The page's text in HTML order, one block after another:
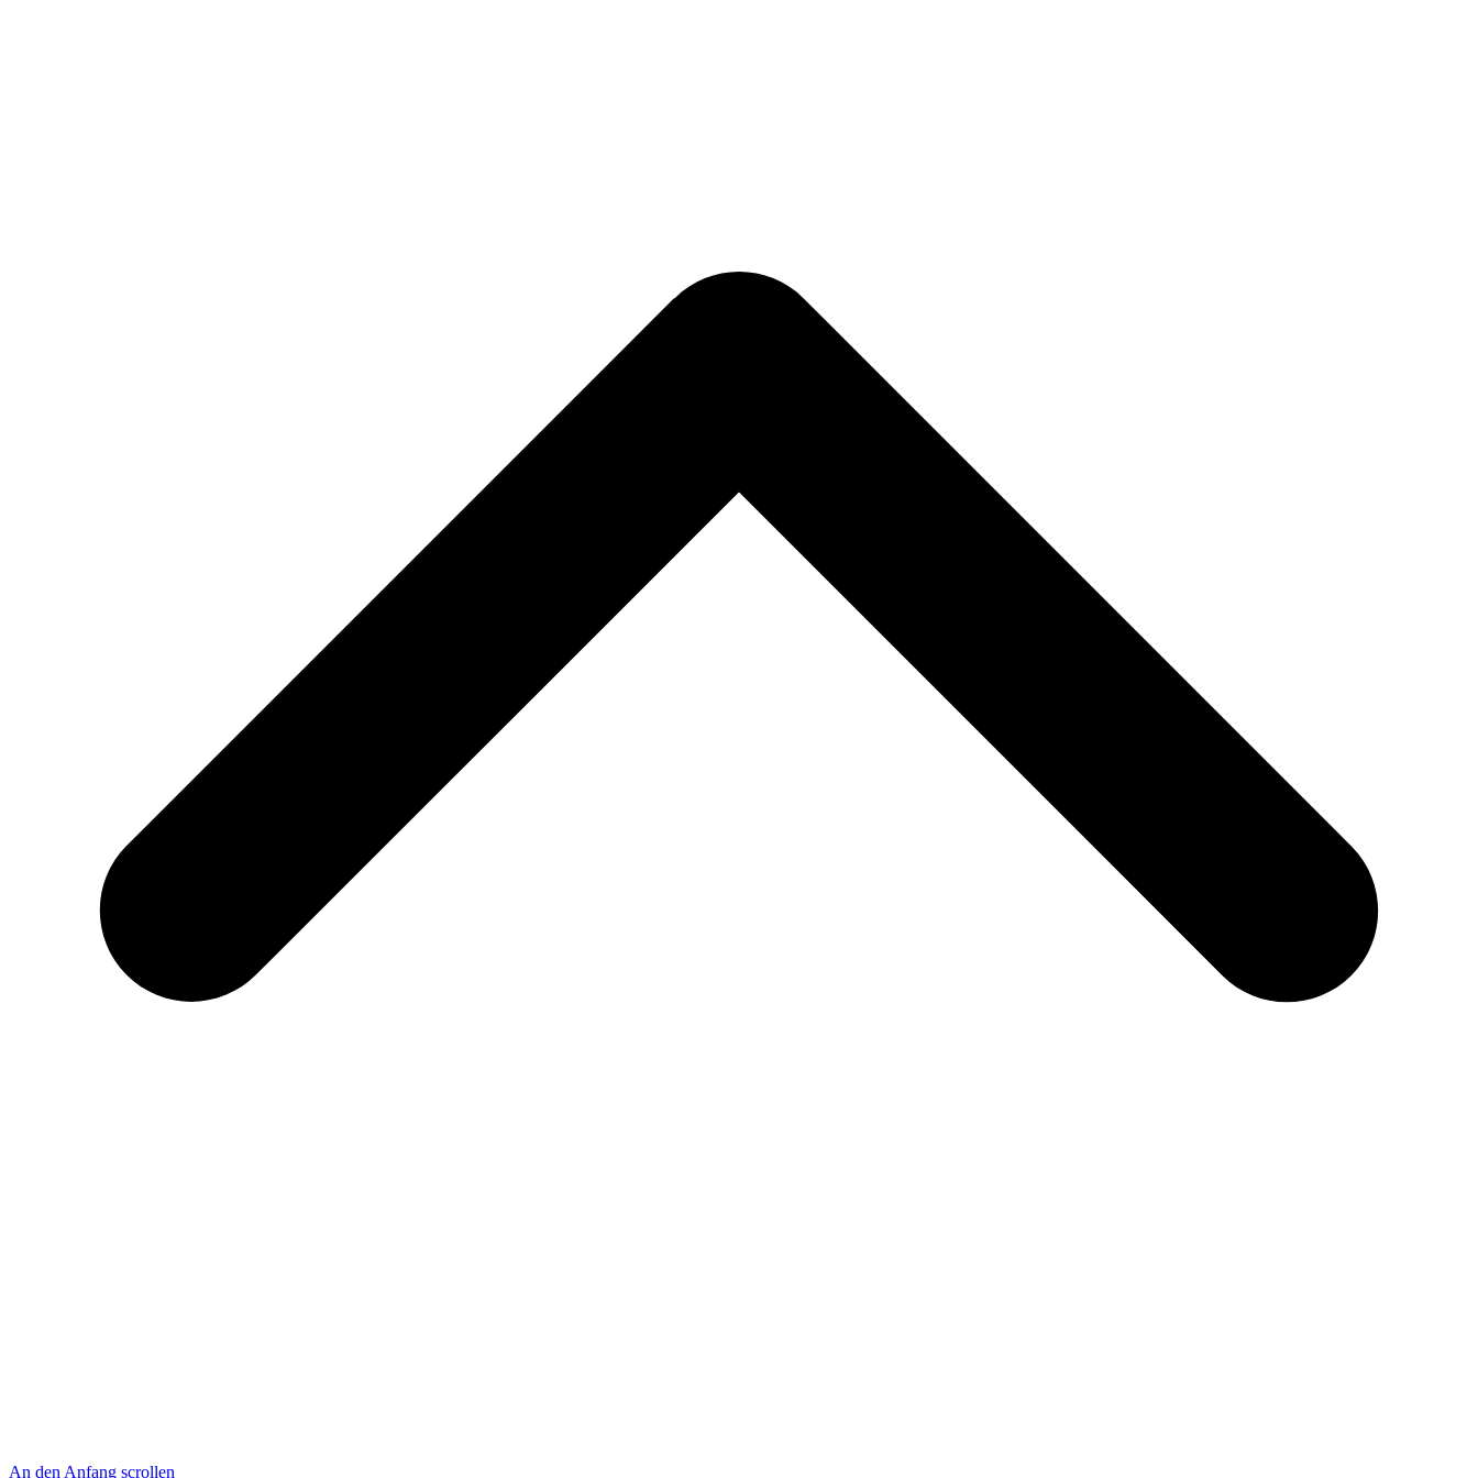
An den Anfang scrollen